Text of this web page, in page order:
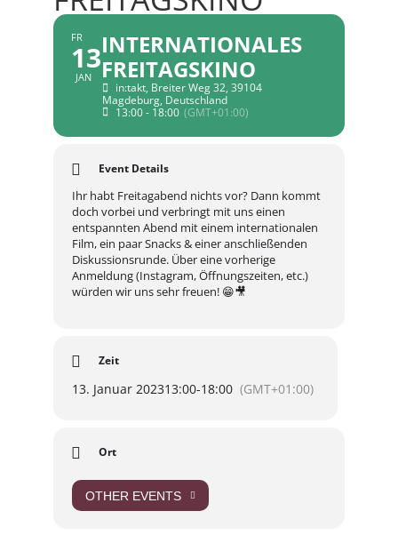
FR
13
JAN
INTERNATIONALES
FREITAGSKINO
in:takt, Breiter Weg 32, 39104
Magdeburg, Deutschland
13:00 - 18:00 (GMT+01:00)
Event Details
Ihr habt Freitagabend nichts vor? Dann kommt
doch vorbei und verbringt mit uns einen
entspannten Abend mit einem internationalen
Film, ein paar Snacks & einer anschließenden
Diskussionsrunde. Über eine vorherige
Anmeldung (Instagram, Öffnungszeiten, etc.)
würden wir uns sehr freuen! 😁🎥
Zeit
13. Januar 202313:00-18:00 (GMT+01:00)
Ort
OTHER EVENTS